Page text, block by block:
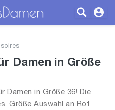
Damen in Größe
Damen in Größe 36! Die
Größe Auswahl an Rot